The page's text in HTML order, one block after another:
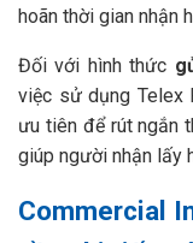
hoãn thời gian nhận
Đối với hình thức
việc sử dụng Telex
ưu tiên để rút ngắn
giúp người nhận lấy
Commercial